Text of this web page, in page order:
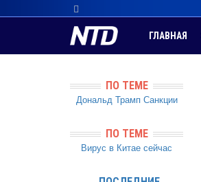
ГЛАВНАЯ
ПО ТЕМЕ
Дональд Трамп Санкции
ПО ТЕМЕ
Вирус в Китае сейчас